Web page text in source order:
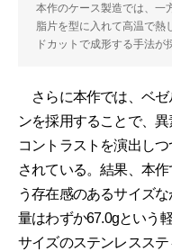
本作のケース製造では、一
脂片を型に入れて高温で熱
ドカットで成形する手法が
さらに本作では、ベゼ
ンを採用することで、
コントラストを演出し
されている。結果、本
う存在感のあるサイズ
量はわずか67.0gという
サイズのステンレスステ